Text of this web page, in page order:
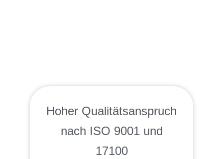
Hoher Qualitätsanspruch
nach ISO 9001 und
17100